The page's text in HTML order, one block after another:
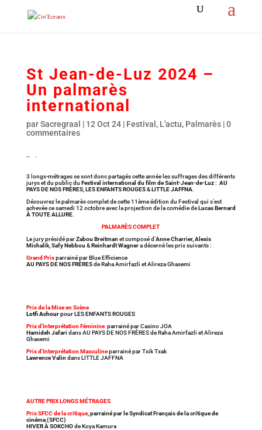
St Jean-de-Luz 2024 –
Un palmarès
international
parSacregraal | 12 Oct 24| Festival , L'actu, Palmarès|0
commentaires
Partagez
3 longs-métrages se sont donc partagés cette année les suffrages des différents
jurys et du public du Festival international du film de Saint-Jean-de-Luz: AU
PAYS DE NOS FRÈRES, LES ENFANTS ROUGES&LITTLE JAFFNA.
Découvrez le palmarès complet de cette 11ème édition du Festival qui s’est
achevée ce samedi 12 octobre avec la projection de la comédie deLucas Bernard
À TOUTE ALLURE.
PALMARÈS COMPLET
Le jury présidé parZabou Breitman et composé d’Anne Charrier, Alexis
Michalik, Safy Nebbou &Reinhardt Wagnera décerné les prix suivants :
Grand Prixparrainé par Blue Efficience
AU PAYS DE NOS FRÈRESde Raha Amirfazli et Alireza Ghasemi
Prix de la Mise en Scène
Lotfi Achourpour LES ENFANTS ROUGES
Prix d’Interprétation Féminineparrainé par Casino JOA
Hamideh Jafari dans AU PAYS DE NOS FRÈRES de Raha Amirfazli et Alireza
Ghasemi
Prix d’Interprétation Masculineparrainé par Txik Txak
Lawrence Valin dans LITTLE JAFFNA
AUTRE PRIX LONGS MÉTRAGES
Prix SFCC de la critique, parrainé par le Syndicat Français de la critique de
cinéma (SFCC)
HIVER À SOKCHOde Koya Kamura